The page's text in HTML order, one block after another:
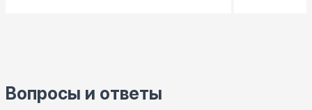
Вопросы и ответы